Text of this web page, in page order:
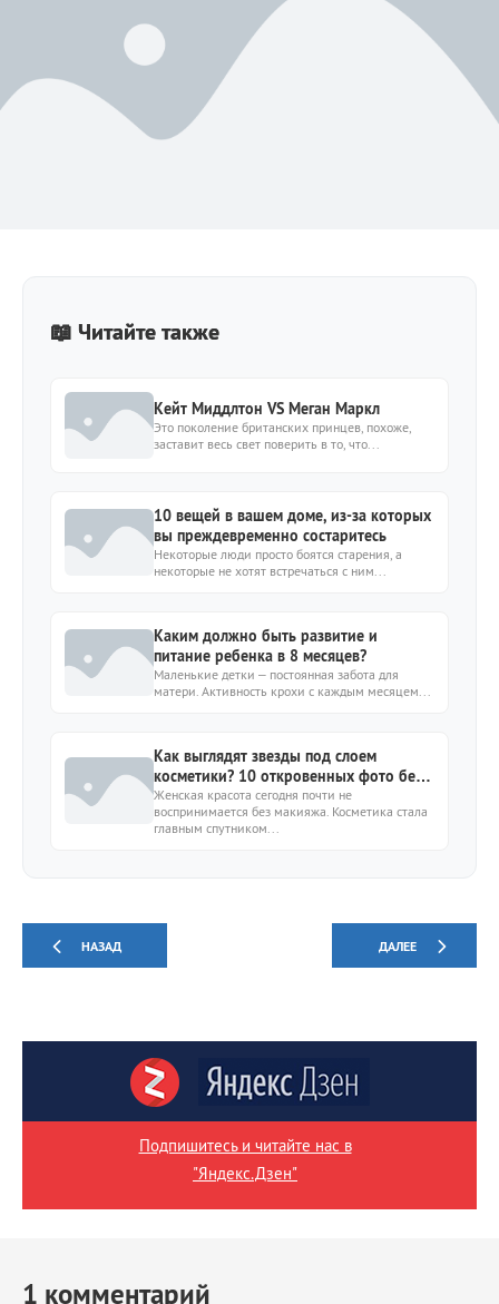
📖 Читайте также
Кейт Миддлтон VS Меган Маркл
Это поколение британских принцев, похоже,
заставит весь свет поверить в то, что...
10 вещей в вашем доме, из-за которых
вы преждевременно состаритесь
Некоторые люди просто боятся старения, а
некоторые не хотят встречаться с ним...
Каким должно быть развитие и
питание ребенка в 8 месяцев?
Маленькие детки – постоянная забота для
матери. Активность крохи с каждым месяцем...
Как выглядят звезды под слоем
косметики? 10 откровенных фото без
грима
Женская красота сегодня почти не
воспринимается без макияжа. Косметика стала
главным спутником...
НАЗАД ДАЛЕЕ
Подпишитесь и читайте нас в
"Яндекс.Дзен"
1 комментарий